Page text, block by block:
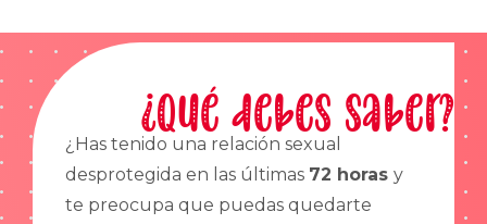
¿Qué debes saber?
¿Has tenido una relación sexual
desprotegida en las últimas 72 horas y
te preocupa que puedas quedarte